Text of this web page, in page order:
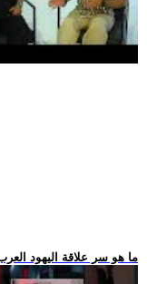
.. ما هو سر علاقة اليهود